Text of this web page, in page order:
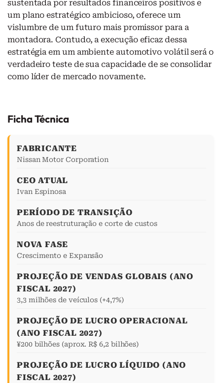
sustentada por resultados financeiros positivos e
um plano estratégico ambicioso, oferece um
vislumbre de um futuro mais promissor para a
montadora. Contudo, a execução eficaz dessa
estratégia em um ambiente automotivo volátil será o
verdadeiro teste de sua capacidade de se consolidar
como líder de mercado novamente.
Ficha Técnica
FABRICANTE
Nissan Motor Corporation
CEO ATUAL
Ivan Espinosa
PERÍODO DE TRANSIÇÃO
Anos de reestruturação e corte de custos
NOVA FASE
Crescimento e Expansão
PROJEÇÃO DE VENDAS GLOBAIS (ANO
FISCAL 2027)
3,3 milhões de veículos (+4,7%)
PROJEÇÃO DE LUCRO OPERACIONAL
(ANO FISCAL 2027)
¥200 bilhões (aprox. R$ 6,2 bilhões)
PROJEÇÃO DE LUCRO LÍQUIDO (ANO
FISCAL 2027)